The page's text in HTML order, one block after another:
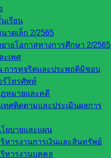
เรียน
าดเล็ก 2/2565
ายโอกาสทางการศึกษา 2/2565
ะเพศ
การทุจริตและประพฤติมิชอบ
ร์โทรศัพท์
หมายและคดี
ทศติดตามและประเมินผลการ
ยบายและแผน
หารงานการเงินและสินทรัพย์
หารงานบุคคล